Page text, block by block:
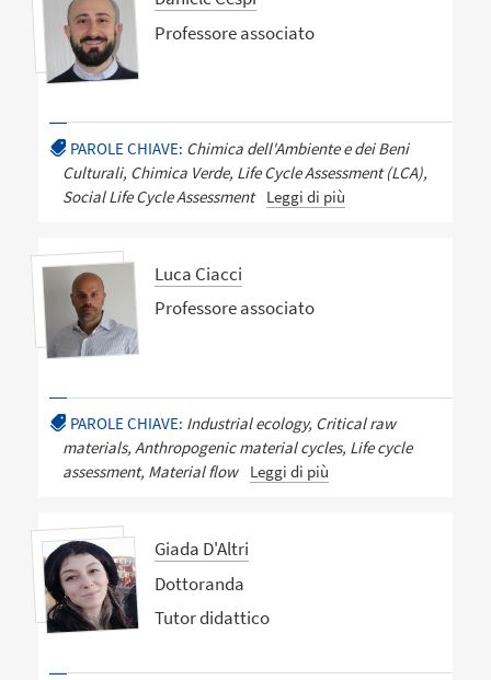
Professore associato
PAROLE CHIAVE: Chimica dell'Ambiente e dei Beni
Culturali, Chimica Verde, Life Cycle Assessment (LCA),
Social Life Cycle Assessment
Leggi di più
Luca Ciacci
Professore associato
PAROLE CHIAVE: Industrial ecology, Critical raw
materials, Anthropogenic material cycles, Life cycle
assessment, Material flow
Leggi di più
Giada D'Altri
Dottoranda
Tutor didattico